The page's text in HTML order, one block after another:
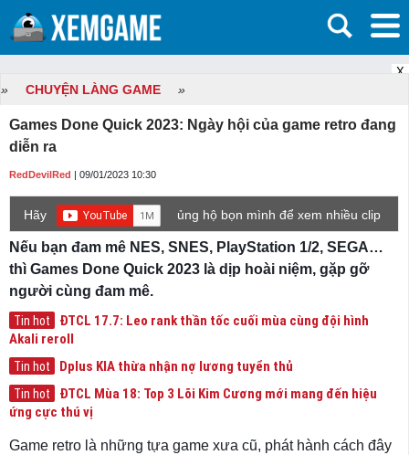
X
» CHUYỆN LÀNG GAME »
Games Done Quick 2023: Ngày hội của game retro đang
diễn ra
RedDevilRed | 09/01/2023 10:30
Hãy
ủng hộ bọn mình để xem nhiều clip
game mới hơn nhé!
Nếu bạn đam mê NES, SNES, PlayStation 1/2, SEGA…
thì Games Done Quick 2023 là dịp hoài niệm, gặp gỡ
người cùng đam mê.
Tin hot
ĐTCL 17.7: Leo rank thần tốc cuối mùa cùng đội hình
Akali reroll
Tin hot Dplus KIA thừa nhận nợ lương tuyển thủ
Tin hot
ĐTCL Mùa 18: Top 3 Lõi Kim Cương mới mang đến hiệu
ứng cực thú vị
Game retro là những tựa game xưa cũ, phát hành cách đây